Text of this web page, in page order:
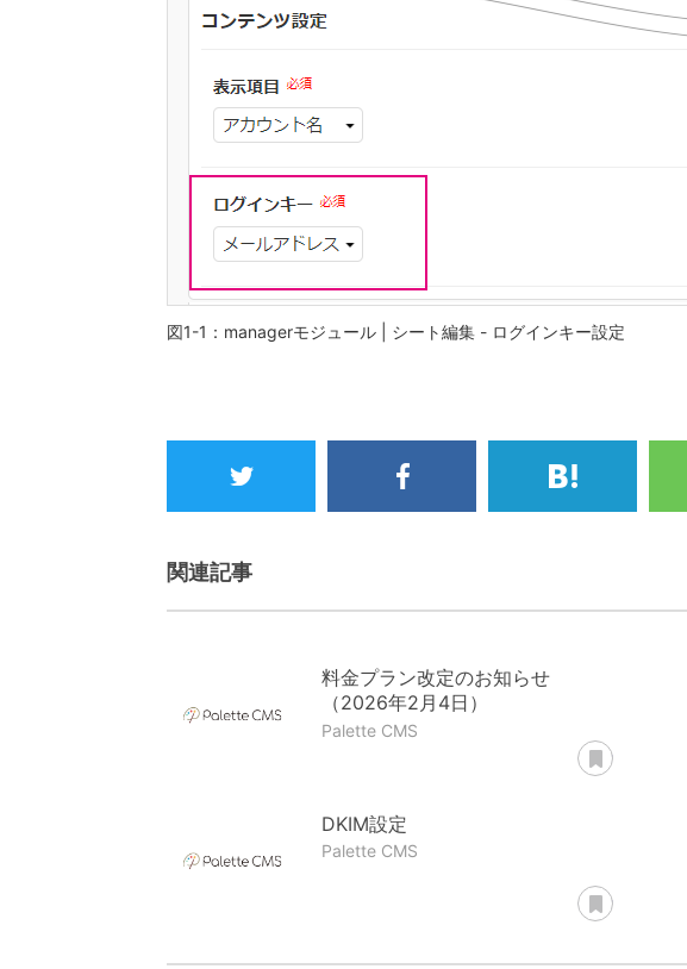
図1-1：managerモジュール | シート編集 - ログインキー設定
関連記事
料金プラン改定のお知らせ
（2026年2月4日）
Palette CMS
DKIM設定
Palette CMS
あとで読む